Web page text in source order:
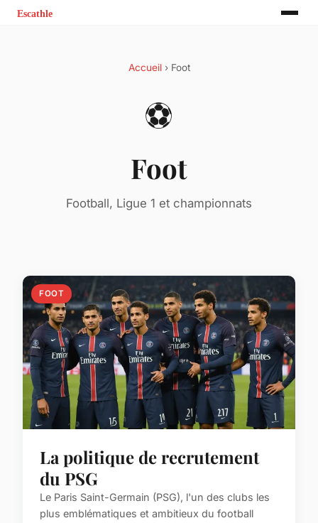
Accueil› Foot
⚽
Foot
Football, Ligue 1 et championnats
FOOT
La politique de recrutement
du PSG
Le Paris Saint-Germain (PSG), l'un des clubs les
plus emblématiques et ambitieux du football